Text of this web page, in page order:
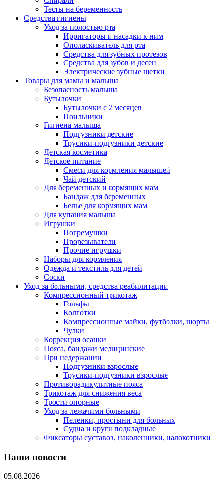
Тесты на беременность
Средства гигиены
Уход за полостью рта
Ирригаторы и насадки к ним
Ополаскиватель для рта
Средства для зубных протезов
Средства для зубов и десен
Электрические зубные щетки
Товары для мамы и малыша
Безопасность малыша
Бутылочки
Бутылочки с 2 месяцев
Поильники
Гигиена малыша
Подгузники детские
Трусики-подгузники детские
Детская косметика
Детское питание
Смеси для кормления малышей
Чай детский
Для беременных и кормящих мам
Бандаж для беременных
Белье для кормящих мам
Для купания малыша
Игрушки
Погремушки
Прорезыватели
Прочие игрушки
Наборы для кормления
Одежда и текстиль для детей
Соски
Уход за больными, средства реабилитации
Компрессионный трикотаж
Гольфы
Колготки
Компрессионные майки, футболки, шорты
Чулки
Коррекция осанки
Пояса, бандажи медицинские
При недержании
Подгузники взрослые
Трусики-подгузники взрослые
Противорадикулитные пояса
Трикотаж для снижения веса
Трости опорные
Уход за лежачими больными
Пеленки, простыни для больных
Судна и круги подкладные
Фиксаторы суставов, наколенники, налокотники
Наши новости
05.08.2026